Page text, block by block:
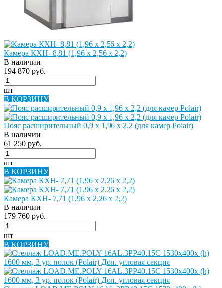
Камера КХН- 8,81 (1,96 х 2,56 х 2,2)
В наличии
194 870 руб.
шт
В КОРЗИНУ
Пояс расширительный 0,9 х 1,96 х 2,2 (для камер Polair)
В наличии
61 250 руб.
шт
В КОРЗИНУ
Камера КХН- 7,71 (1,96 х 2,26 х 2,2)
В наличии
179 760 руб.
шт
В КОРЗИНУ